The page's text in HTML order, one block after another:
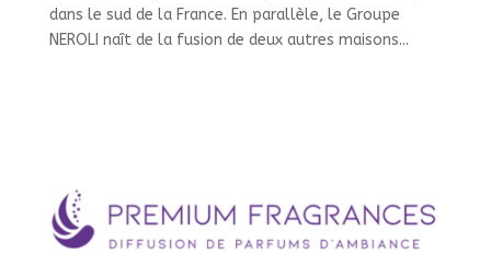
dans le sud de la France. En parallèle, le Groupe
NEROLI naît de la fusion de deux autres maisons...